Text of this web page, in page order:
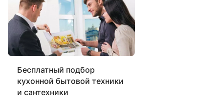
Бесплатный подбор
кухонной бытовой техники
и сантехники